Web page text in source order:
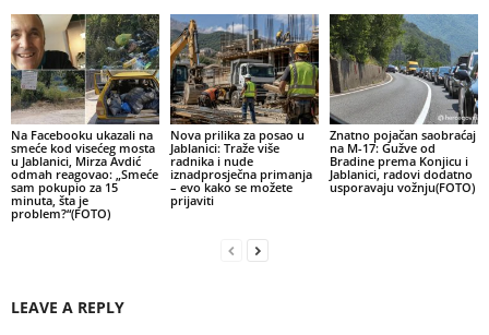
Na Facebooku ukazali na
smeće kod visećeg mosta
u Jablanici, Mirza Avdić
odmah reagovao: „Smeće
sam pokupio za 15
minuta, šta je
problem?“(FOTO)
Nova prilika za posao u
Jablanici: Traže više
radnika i nude
iznadprosječna primanja
– evo kako se možete
prijaviti
Znatno pojačan saobraćaj
na M-17: Gužve od
Bradine prema Konjicu i
Jablanici, radovi dodatno
usporavaju vožnju(FOTO)
LEAVE A REPLY